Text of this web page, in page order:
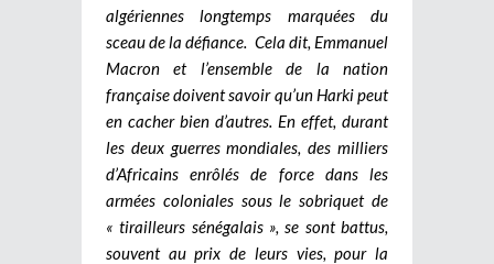
algériennes longtemps marquées du
sceau de la défiance. Cela dit, Emmanuel
Macron et l’ensemble de la nation
française doivent savoir qu’un Harki peut
en cacher bien d’autres. En effet, durant
les deux guerres mondiales, des milliers
d’Africains enrôlés de force dans les
armées coloniales sous le sobriquet de
« tirailleurs sénégalais », se sont battus,
souvent au prix de leurs vies, pour la